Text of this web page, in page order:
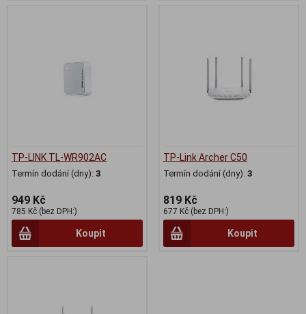
TP-LINK TL-WR902AC
Termín dodání (dny): 3
949 Kč
785 Kč (bez DPH:)
Koupit
TP-Link Archer C50
Termín dodání (dny): 3
819 Kč
677 Kč (bez DPH:)
Koupit